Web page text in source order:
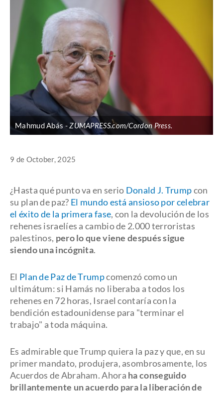
Mahmud Abás ZUMAPRESS.com/Cordon Press.
9 de October, 2025
¿Hasta qué punto va en serio Donald J. Trumpcon
su plan de paz? El mundo está ansioso por celebrar
el éxito de la primera fase, con la devolución de los
rehenes israelíes a cambio de 2.000 terroristas
palestinos, pero lo que viene después sigue
siendo una incógnita.
El Plan de Paz de Trumpcomenzó como un
ultimátum: si Hamás no liberaba a todos los
rehenes en 72 horas, Israel contaría con la
bendición estadounidense para "terminar el
trabajo" a toda máquina.
Es admirable que Trump quiera la paz y que, en su
primer mandato, produjera, asombrosamente, los
Acuerdos de Abraham. Ahora ha conseguido
brillantemente un acuerdo para la liberación de